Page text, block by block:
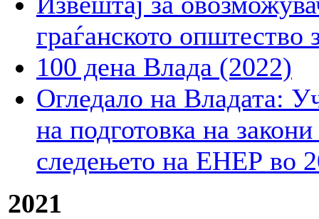
граѓанското општество
100 дена Влада (2022)
Огледало на Владата:
на подготовка на
следењето на ЕНЕР во
2021